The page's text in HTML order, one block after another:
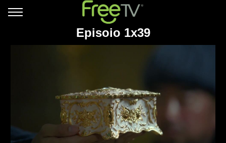
Episoio 1x39